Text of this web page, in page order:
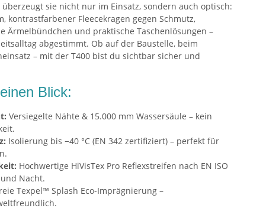
sie nicht nur im Einsatz, sondern auch optisch:
kontrastfarbener Fleecekragen gegen Schmutz,
Ärmelbündchen und praktische Taschenlösungen –
abgestimmt. Ob auf der Baustelle, beim
– mit der T400 bist du sichtbar sicher und
Blick:
Versiegelte Nähte & 15.000 mm Wassersäule – kein
Isolierung bis −40 °C (EN 342 zertifiziert) – perfekt für
Hochwertige HiVisTex Pro Reflexstreifen nach EN ISO
Nacht.
Texpel™ Splash Eco-Imprägnierung –